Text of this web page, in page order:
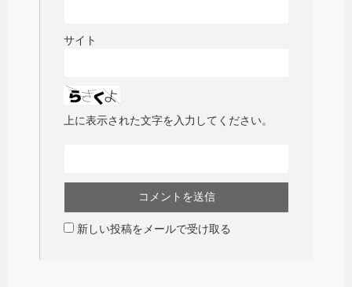
サイト
上に表示された文字を入力してください。
新しい投稿をメールで受け取る